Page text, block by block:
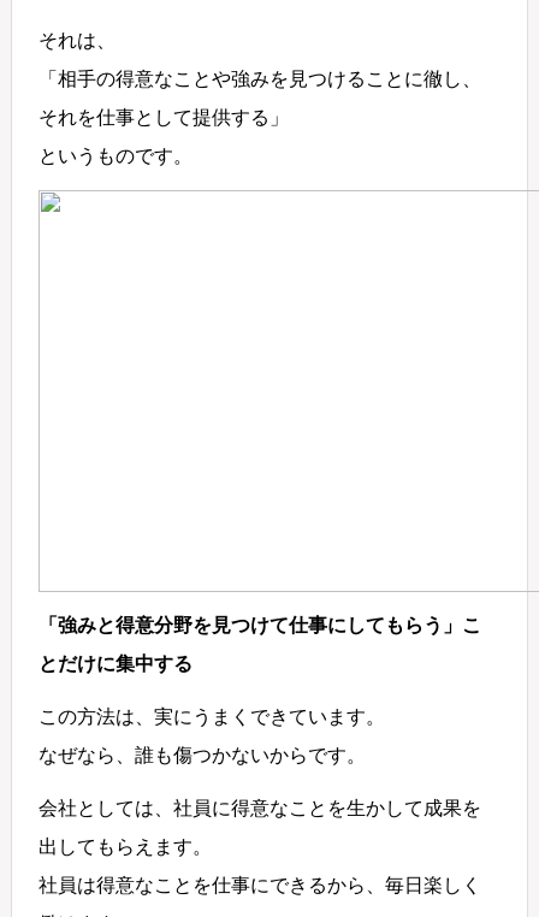
それは、
「相手の得意なことや強みを見つけることに徹し、
それを仕事として提供する」
というものです。
「強みと得意分野を見つけて仕事にしてもらう」こ
とだけに集中する
この方法は、実にうまくできています。
なぜなら、誰も傷つかないからです。
会社としては、社員に得意なことを生かして成果を
出してもらえます。
社員は得意なことを仕事にできるから、毎日楽しく